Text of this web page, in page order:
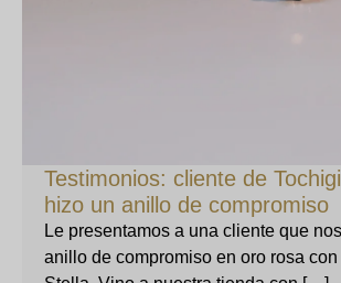
Testimonios: cliente de
hizo un anillo de compromiso
Le presentamos a una cliente que
anillo de compromiso en oro rosa